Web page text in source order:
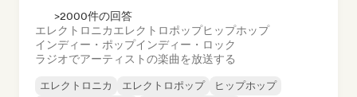
>2000件の回答
エレクトロニカエレクトロポップヒップホップ
インディー・ポップインディー・ロック
ラジオでアーティストの楽曲を放送する
エレクトロニカ エレクトロポップ
ヒップホップ